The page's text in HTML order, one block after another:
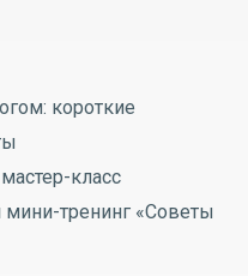
короткие
класс
мини-тренинг «Советы